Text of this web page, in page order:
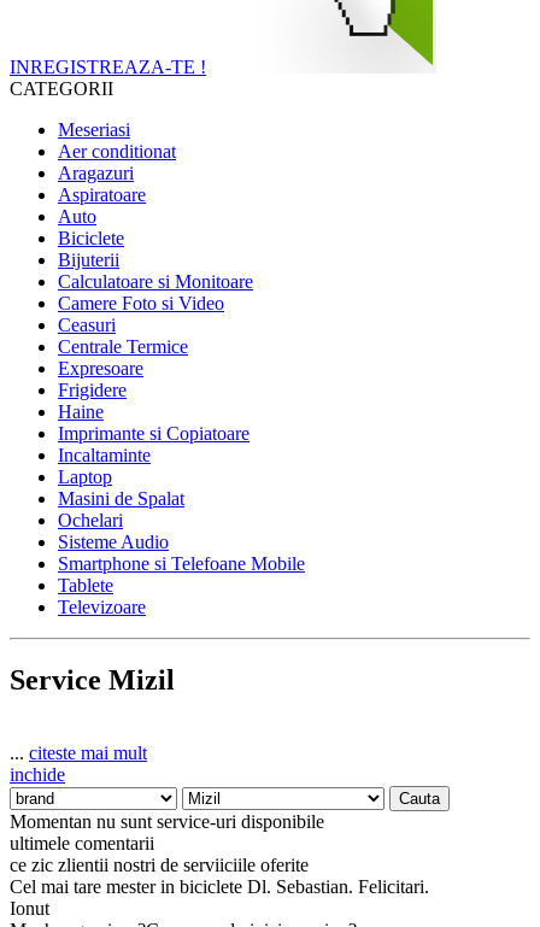
INREGISTREAZA-TE !
CATEGORII
Meseriasi
Aer conditionat
Aragazuri
Aspiratoare
Auto
Biciclete
Bijuterii
Calculatoare si Monitoare
Camere Foto si Video
Ceasuri
Centrale Termice
Expresoare
Frigidere
Haine
Imprimante si Copiatoare
Incaltaminte
Laptop
Masini de Spalat
Ochelari
Sisteme Audio
Smartphone si Telefoane Mobile
Tablete
Televizoare
Service Mizil
... citeste mai mult
inchide
Momentan nu sunt service-uri disponibile
ultimele comentarii
ce zic zlientii nostri de serviiciile oferite
Cel mai tare mester in biciclete Dl. Sebastian. Felicitari.
Ionut